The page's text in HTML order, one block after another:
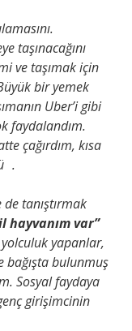
taşınacağını
ve taşımak için
bir yemek
Uber’i gibi
faydalandım.
çağırdım, kısa
.
tanıştırmak
hayvanım var”
yapanlar,
bağışta bulunmuş
Sosyal faydaya
girişimcinin